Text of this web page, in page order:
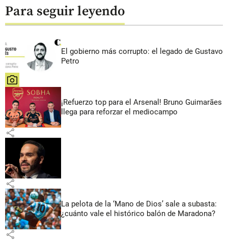
Para seguir leyendo
El gobierno más corrupto: el legado de Gustavo
Petro
share
¡Refuerzo top para el Arsenal! Bruno Guimarães
llega para reforzar el mediocampo
share
share
La pelota de la ‘Mano de Dios’ sale a subasta:
¿cuánto vale el histórico balón de Maradona?
share